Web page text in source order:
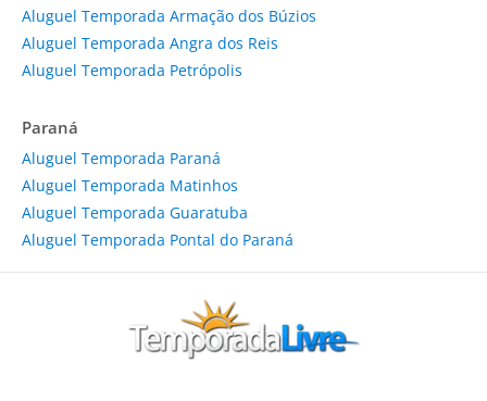
Aluguel Temporada Armação dos Búzios
Aluguel Temporada Angra dos Reis
Aluguel Temporada Petrópolis
Paraná
Aluguel Temporada Paraná
Aluguel Temporada Matinhos
Aluguel Temporada Guaratuba
Aluguel Temporada Pontal do Paraná